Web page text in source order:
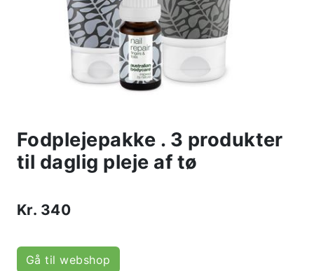
Fodplejepakke . 3 produkter
til daglig pleje af tø
Kr. 340
Gå til webshop